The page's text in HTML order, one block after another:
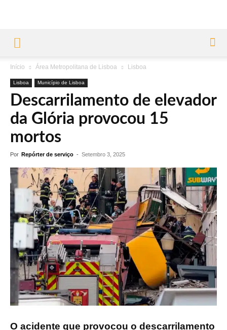
Início Área Metropolitana de Lisboa Lisboa
Lisboa Município de Lisboa
Descarrilamento de elevador
da Glória provocou 15
mortos
Por Repórter de serviço - Setembro 3, 2025
O acidente que provocou o descarrilamento